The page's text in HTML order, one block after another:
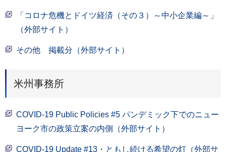
「コロナ危機とドイツ経済（その３）～中小企業編～」
（外部サイト）
その他 掲載分（外部サイト）
米州事務所
COVID-19 Public Policies #5 パンデミック下でのニュー
ヨーク市の政策立案の内側（外部サイト）
COVID-19 Update #13・ともし続ける希望の灯（外部サ